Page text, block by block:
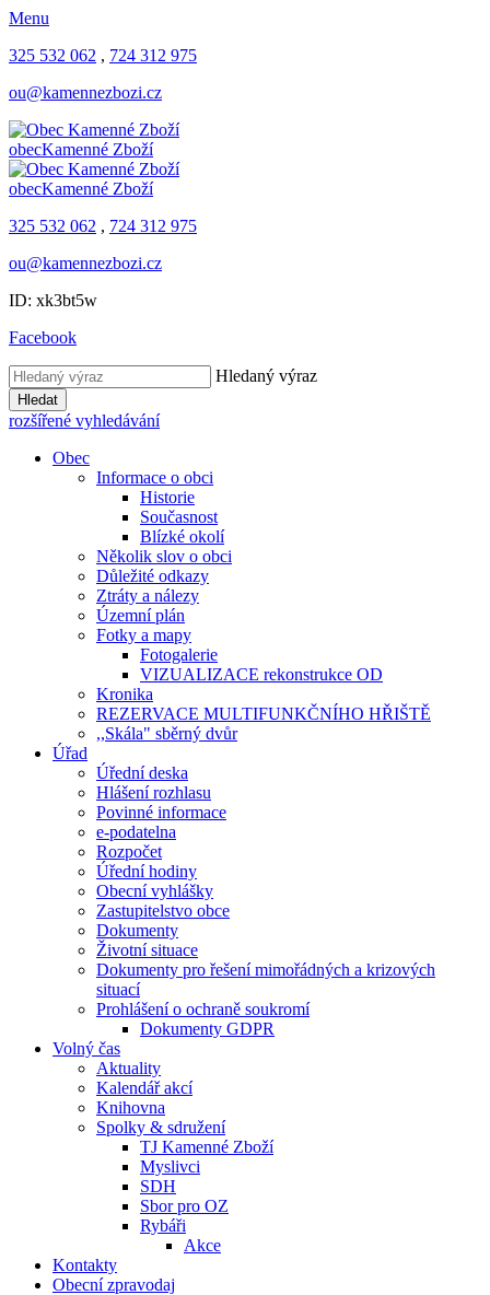
Menu
325 532 062 , 724 312 975
ou@kamennezbozi.cz
obecKamenné Zboží
obecKamenné Zboží
325 532 062 , 724 312 975
ou@kamennezbozi.cz
ID: xk3bt5w
Facebook
Hledaný výraz
Hledat
rozšířené vyhledávání
Obec
Informace o obci
Historie
Současnost
Blízké okolí
Několik slov o obci
Důležité odkazy
Ztráty a nálezy
Územní plán
Fotky a mapy
Fotogalerie
VIZUALIZACE rekonstrukce OD
Kronika
REZERVACE MULTIFUNKČNÍHO HŘIŠTĚ
,,Skála" sběrný dvůr
Úřad
Úřední deska
Hlášení rozhlasu
Povinné informace
e-podatelna
Rozpočet
Úřední hodiny
Obecní vyhlášky
Zastupitelstvo obce
Dokumenty
Životní situace
Dokumenty pro řešení mimořádných a krizových
situací
Prohlášení o ochraně soukromí
Dokumenty GDPR
Volný čas
Aktuality
Kalendář akcí
Knihovna
Spolky & sdružení
TJ Kamenné Zboží
Myslivci
SDH
Sbor pro OZ
Rybáři
Akce
Kontakty
Obecní zpravodaj